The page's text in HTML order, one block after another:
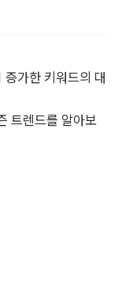
가한 키워드의 대
트렌드를 알아보